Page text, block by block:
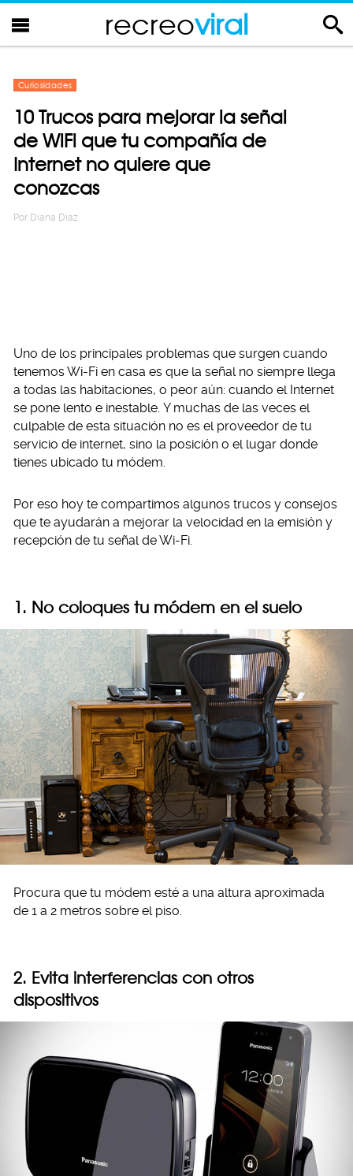
recreoviral
Curiosidades
10 Trucos para mejorar la señal
de WiFi que tu compañía de
Internet no quiere que
conozcas
Por Diana Diaz
Uno de los principales problemas que surgen cuando
tenemos Wi-Fi en casa es que la señal no siempre llega
a todas las habitaciones, o peor aún: cuando el Internet
se pone lento e inestable. Y muchas de las veces el
culpable de esta situación no es el proveedor de tu
servicio de internet, sino la posición o el lugar donde
tienes ubicado tu módem.
Por eso hoy te compartimos algunos trucos y consejos
que te ayudarán a mejorar la velocidad en la emisión y
recepción de tu señal de Wi-Fi.
1. No coloques tu módem en el suelo
Procura que tu módem esté a una altura aproximada
de 1 a 2 metros sobre el piso.
2. Evita interferencias con otros
dispositivos